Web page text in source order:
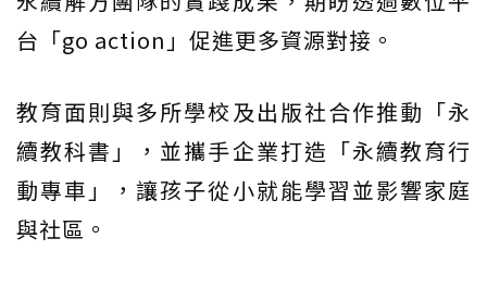
台「go action」促進更多資源對接。
教育面則與多所學校及出版社合作推動「永
續教科書」，並攜手企業打造「永續教育行
動專車」，讓孩子從小就能學習並影響家庭
與社區。